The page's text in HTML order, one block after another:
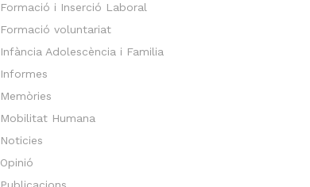
Formació i Inserció Laboral
Formació voluntariat
Infància Adolescència i Familia
Informes
Memòries
Mobilitat Humana
Noticies
Opinió